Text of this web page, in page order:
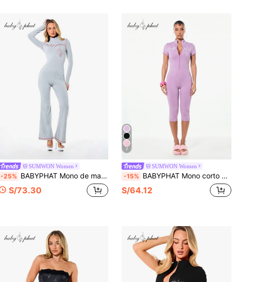
SUMWON Women
-25% BABYPHAT Mono de manga larga con cuello alto y cremallera, pierna acampanada, con detalle de estampado frontal para mujer
S/73.30
7
SUMWON Women
-15% BABYPHAT Mono corto con cremallera, cuello alto y mangas cortas con logo en estilo de escritura
S/64.12